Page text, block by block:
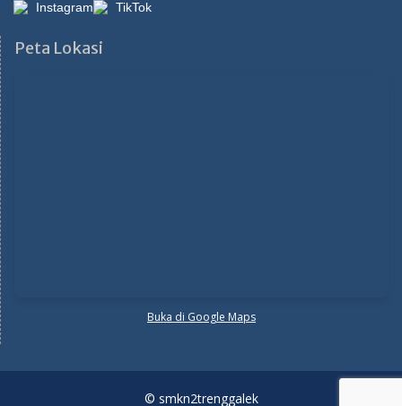
Instagram TikTok
Peta Lokasi
Buka di Google Maps
© smkn2trenggalek